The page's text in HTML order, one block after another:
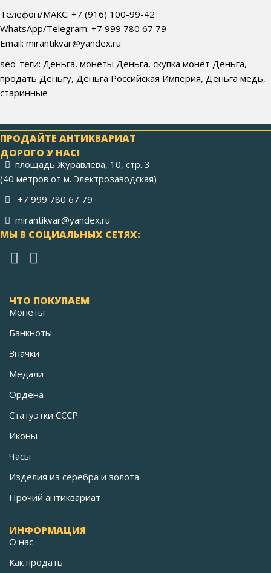
Телефон/МАКС: +7 (916) 100-99-42
WhatsApp/Telegram: +7 999 780 67 79
Email: mirantikvar@yandex.ru
seo-теги: Деньга, монеты Деньга, скупка монет Деньга,
продать Деньгу, Деньга Российская Империя, Деньга медь,
старинные
ПРОДАЙТЕ АНТИКВАРИАТ
ДОРОГО У НАС!
площадь Журавлёва, 10, стр. 3
(40 метров от м. Электрозаводская)
+7 999 780 67 79
mirantikvar@yandex.ru
МЫ В СОЦИАЛЬНЫХ СЕТЯХ:
ЧТО ПОКУПАЕМ
Монеты
Банкноты
Значки
Медали
Ордена
Статуэтки СССР
Иконы
Часы
Изделия из серебра и золота
Прочий антиквариат
ИНФОРМАЦИЯ
О нас
Как продать